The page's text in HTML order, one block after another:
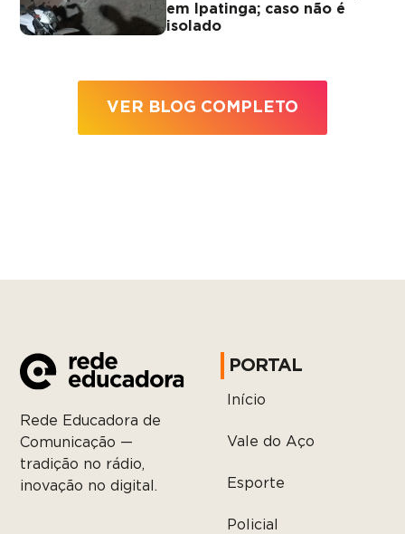
em Ipatinga; caso não é
isolado
VER BLOG COMPLETO
Rede Educadora de
Comunicação —
tradição no rádio,
inovação no digital.
PORTAL
Início
Vale do Aço
Esporte
Policial